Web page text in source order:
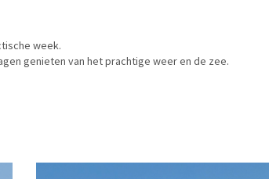
week.
genieten van het prachtige weer en de zee.